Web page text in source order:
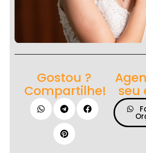
Gostou ?
Compartilhe! seu